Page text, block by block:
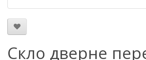
Скло дверне